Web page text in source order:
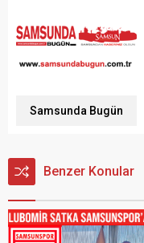
Samsunda Bugün
Benzer Konular